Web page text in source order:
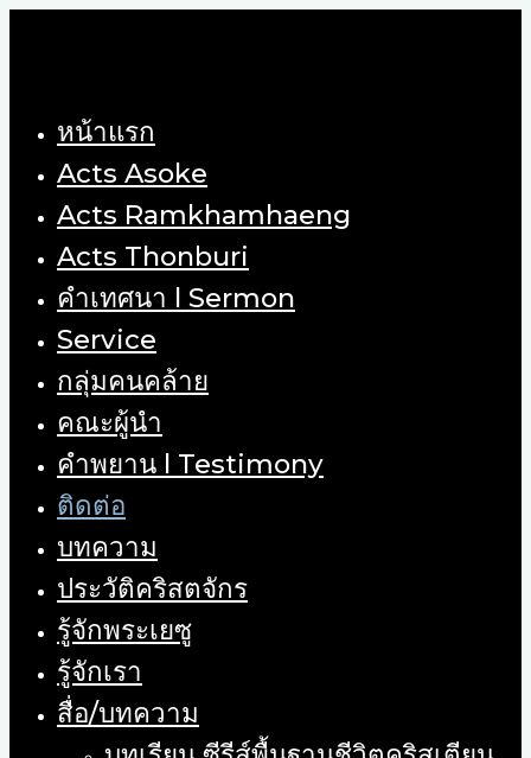
หน้าแรก
Acts Asoke
Acts Ramkhamhaeng
Acts Thonburi
คำเทศนา l Sermon
Service
กลุ่มคนคล้าย
คณะผู้นำ
คำพยาน l Testimony
ติดต่อ
บทความ
ประวัติคริสตจักร
รู้จักพระเยซู
รู้จักเรา
สื่อ/บทความ